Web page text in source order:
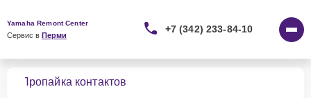
Yamaha Remont Center
Сервис в Перми
+7 (342) 233-84-10
Пропайка контактов